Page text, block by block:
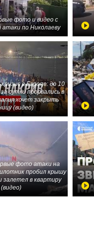
фото и видео с
атаки по Николаеву
в Европе: до 10
сутки прорвались в
хочет закрыть
(видео)
фото атаки на
пробил крышу
залетел в квартиру
(видео)